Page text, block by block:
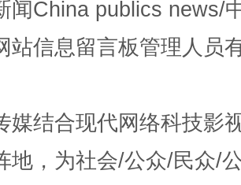
闻China publics news/
站信息留言板管理人员
媒结合现代网络科技影
地，为社会/公众/民众/